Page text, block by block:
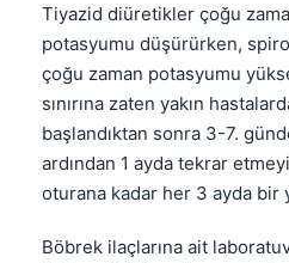
Tiyazid diüretikler çoğu
potasyumu düşürürken,
çoğu zaman potasyumu
sınırına zaten yakın
başlandıktan sonra 3-7.
ardından 1 ayda tekrar
oturana kadar her 3 ayda bir
Böbrek ilaçlarına ait